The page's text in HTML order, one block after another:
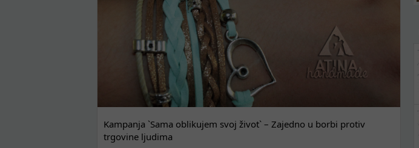
Kampanja `Sama oblikujem svoj život` – Zajedno u borbi protiv
trgovine ljudima